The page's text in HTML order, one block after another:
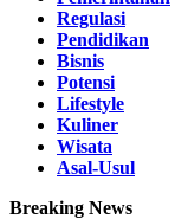
Regulasi
Pendidikan
Bisnis
Potensi
Lifestyle
Kuliner
Wisata
Asal-Usul
Breaking News